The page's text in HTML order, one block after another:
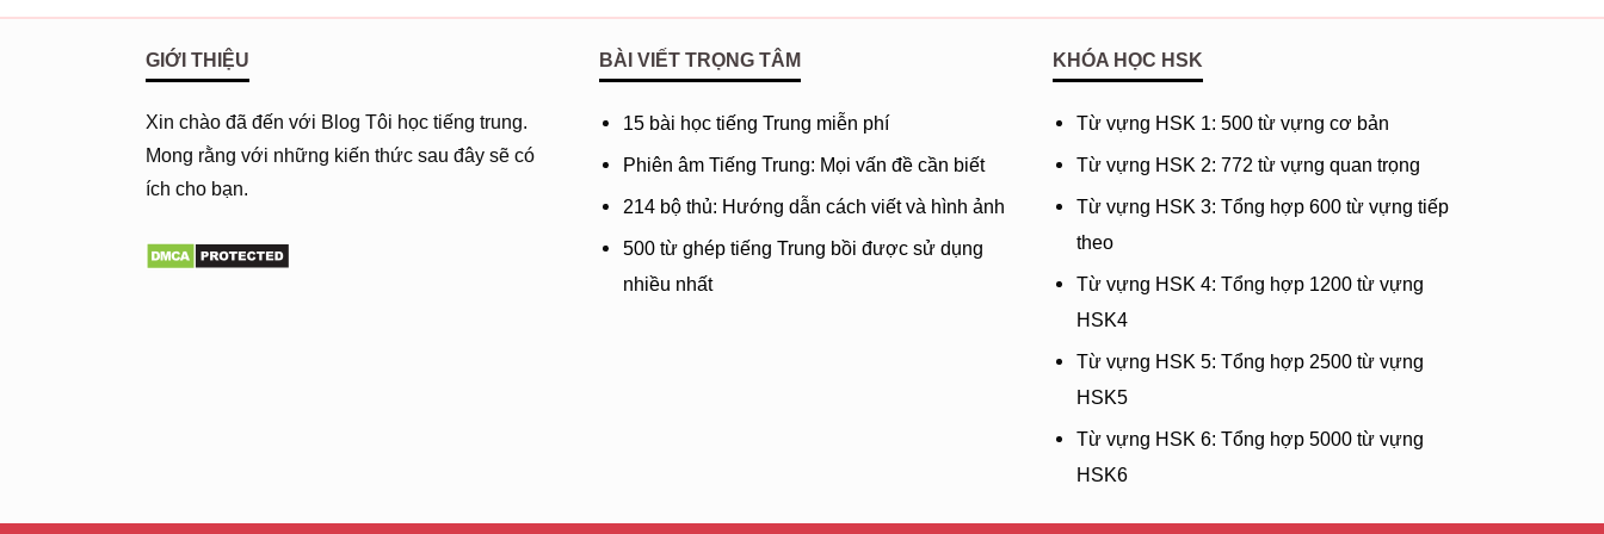
合掌时你全部被收回心间
hézhǎng shí nǐ quánbù bèi shōuhuí xīn jiàn
Khi chắp tay lại, thu chàng vào trong tim
一炷香啊啊啊
Một nén hương
你是我无二无别
nǐ shì wǒ wú èr wú bié
Chàng là ta, không tách rời
GIỚI THIỆU
Xin chào đã đến với Blog Tôi học tiếng trung.
Mong rằng với những kiến thức sau đây sẽ có
ích cho bạn.
BÀI VIẾT TRỌNG TÂM
15 bài học tiếng Trung miễn phí
Phiên âm Tiếng Trung: Mọi vấn đề cần biết
214 bộ thủ: Hướng dẫn cách viết và hình ảnh
500 từ ghép tiếng Trung bồi được sử dụng
nhiều nhất
KHÓA HỌC HSK
Từ vựng HSK 1: 500 từ vựng cơ bản
Từ vựng HSK 2: 772 từ vựng quan trọng
Từ vựng HSK 3: Tổng hợp 600 từ vựng tiếp
theo
Từ vựng HSK 4: Tổng hợp 1200 từ vựng
HSK4
Từ vựng HSK 5: Tổng hợp 2500 từ vựng
HSK5
Từ vựng HSK 6: Tổng hợp 5000 từ vựng
HSK6